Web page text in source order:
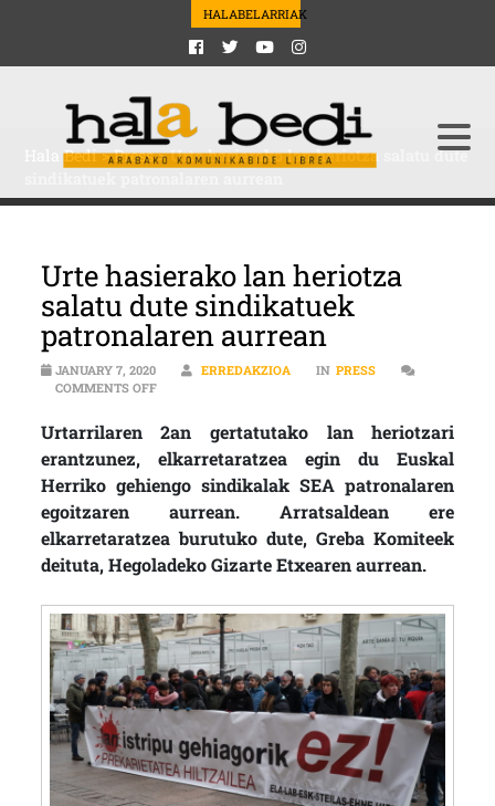
HALABELARRIAK
Hala Bedi>Press>Urte hasierako lan heriotza salatu dute
Urte hasierako lan heriotza
salatu dute sindikatuek
patronalaren aurrean
JANUARY 7, 2020 ERREDAKZIOA IN PRESS
COMMENTS OFFON URTE HASIERAKO LAN HERIOTZA SALATU DUTE
Urtarrilaren 2an gertatutako lan heriotzari
erantzunez, elkarretaratzea egin du Euskal
Herriko gehiengo sindikalak SEA patronalaren
egoitzaren aurrean. Arratsaldean ere
elkarretaratzea burutuko dute, Greba Komiteek
deituta, Hegoladeko Gizarte Etxearen aurrean.